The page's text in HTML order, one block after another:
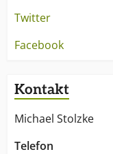
Twitter
Facebook
Kontakt
Michael Stolzke
Telefon